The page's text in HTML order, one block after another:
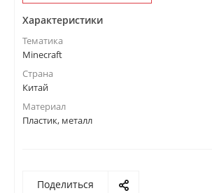
Характеристики
Тематика
Minecraft
Страна
Китай
Материал
Пластик, металл
Поделиться